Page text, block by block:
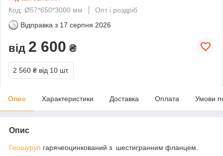
Код: Ø57*650*3000 мм
Опт і роздріб
Відправка з 17 серпня 2026
від 2 600 ₴
2 560 ₴ від 10 шт.
Опис Характеристики Доставка Оплата Умови
Опис
Геошуруп гарячеоцинкований з шестигранним фланцем.